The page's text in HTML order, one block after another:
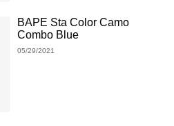
BAPE Sta Color Camo
Combo Blue
05/29/2021